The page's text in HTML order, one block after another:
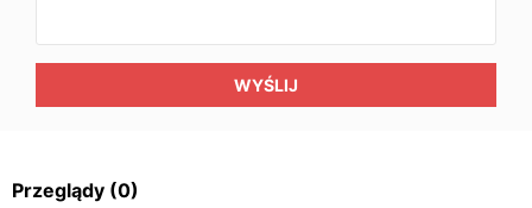
WYŚLIJ
Przeglądy (0)